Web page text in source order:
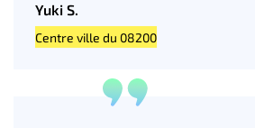
Yuki S.
Centre ville du 08200